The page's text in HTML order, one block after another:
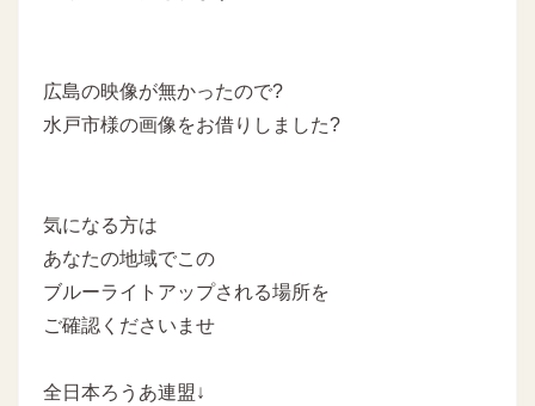
広島の映像が無かったので?
水戸市様の画像をお借りしました?
気になる方は
あなたの地域でこの
ブルーライトアップされる場所を
ご確認くださいませ
全日本ろうあ連盟↓